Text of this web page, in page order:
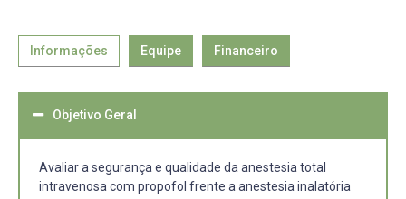
Informações Equipe Financeiro
Objetivo Geral
Avaliar a segurança e qualidade da anestesia total
intravenosa com propofol frente a anestesia inalatória